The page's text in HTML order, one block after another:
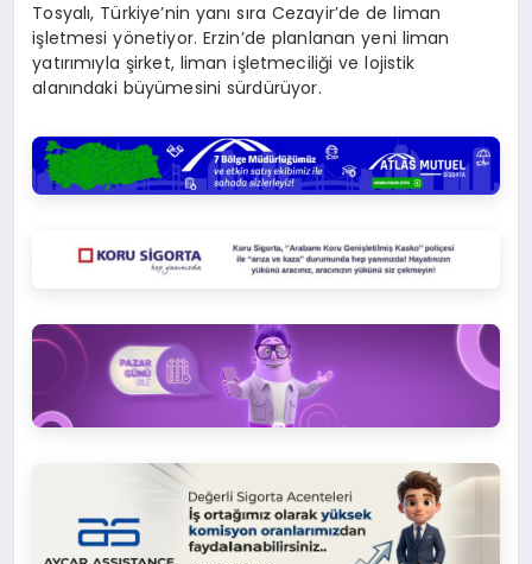
Tosyalı, Türkiye’nin yanı sıra Cezayir’de de liman
işletmesi yönetiyor. Erzin’de planlanan yeni liman
yatırımıyla şirket, liman işletmeciliği ve lojistik
alanındaki büyümesini sürdürüyor.